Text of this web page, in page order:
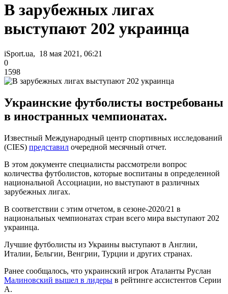
В зарубежных лигах
выступают 202 украинца
iSport.ua, 18 мая 2021, 06:21
0
1598
Украинские футболисты востребованы
в иностранных чемпионатах.
Известный Международный центр спортивных исследований
(CIES) представил очередной месячный отчет.
В этом документе специалисты рассмотрели вопрос
количества футболистов, которые воспитаны в определенной
национальной Ассоциации, но выступают в различных
зарубежных лигах.
В соответствии с этим отчетом, в сезоне-2020/21 в
национальных чемпионатах стран всего мира выступают 202
украинца.
Лучшие футболисты из Украины выступают в Англии,
Италии, Бельгии, Венгрии, Турции и других странах.
Ранее сообщалось, что украинский игрок Аталанты Руслан
Малиновский вышел в лидеры в рейтинге ассистентов Серии
А.